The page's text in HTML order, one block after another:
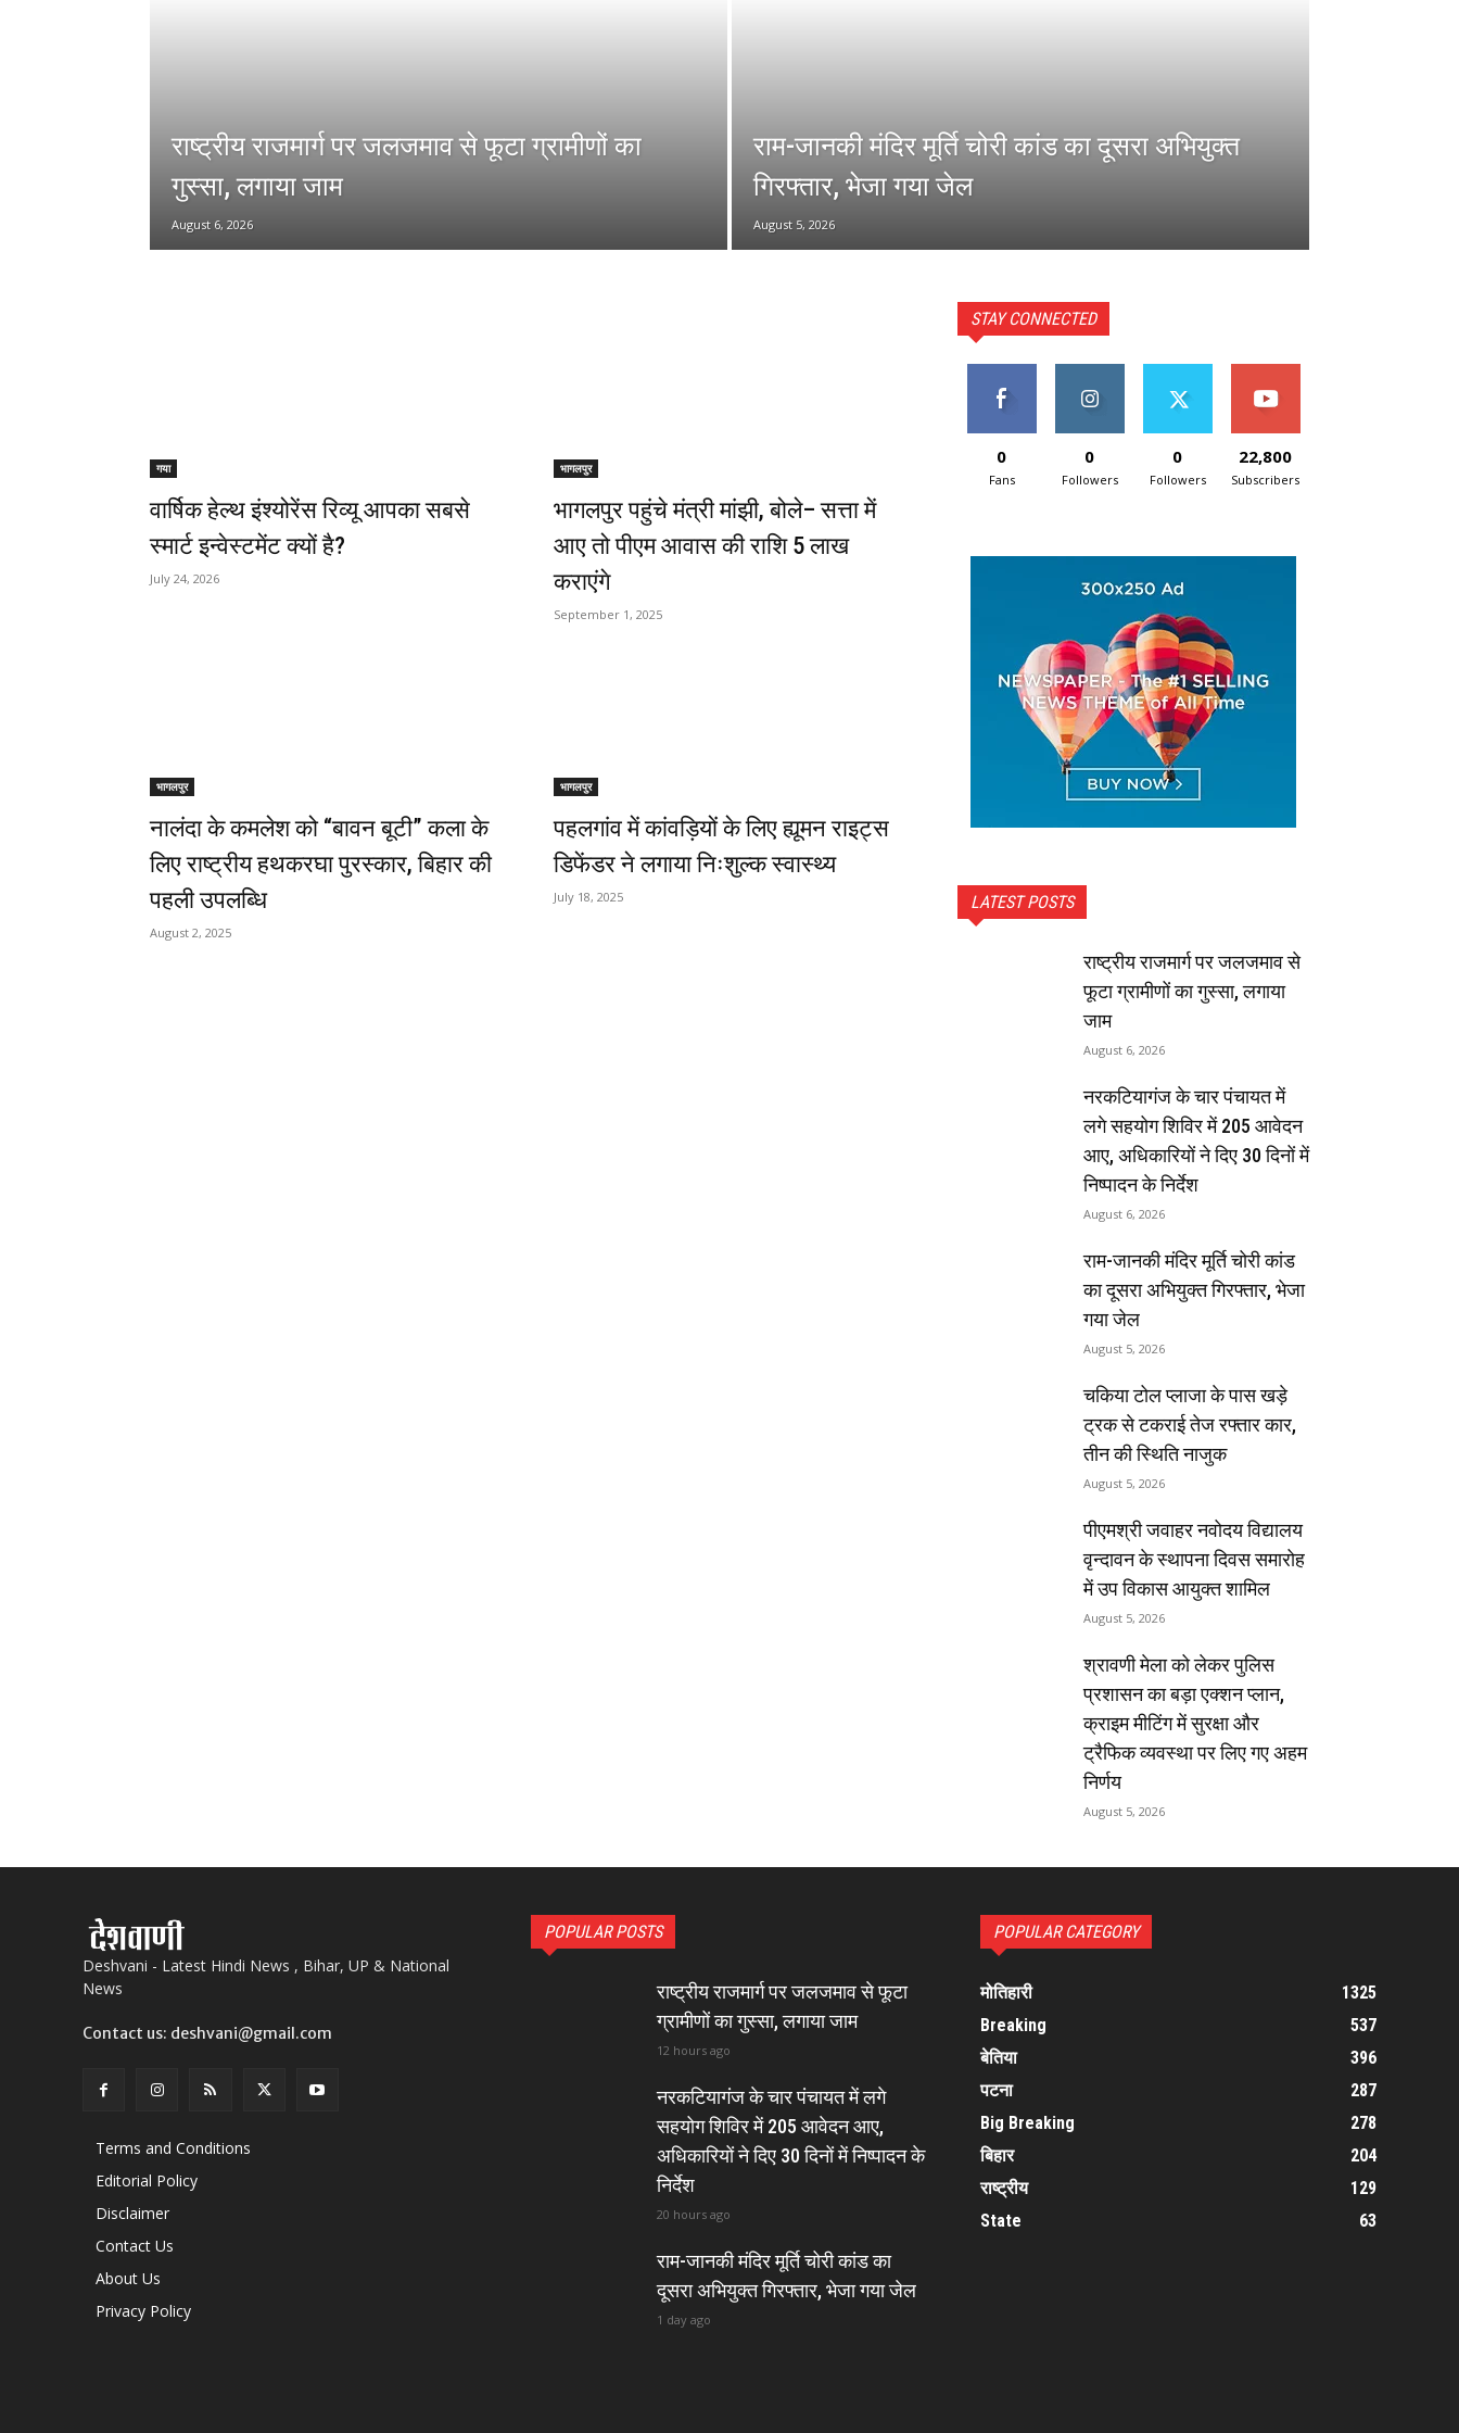
राष्ट्रीय राजमार्ग पर जलजमाव से फूटा ग्रामीणों का
गुस्सा, लगाया जाम
August 6, 2026
राम-जानकी मंदिर मूर्ति चोरी कांड का दूसरा अभियुक्त
गिरफ्तार, भेजा गया जेल
August 5, 2026
गया
वार्षिक हेल्थ इंश्योरेंस रिव्यू आपका सबसे
स्मार्ट इन्वेस्टमेंट क्यों है?
July 24, 2026
भागलपुर
भागलपुर पहुंचे मंत्री मांझी, बोले– सत्ता में
आए तो पीएम आवास की राशि ₹5 लाख
कराएंगे
September 1, 2025
भागलपुर
नालंदा के कमलेश को “बावन बूटी” कला के
लिए राष्ट्रीय हथकरघा पुरस्कार, बिहार की
पहली उपलब्धि
August 2, 2025
भागलपुर
पहलगांव में कांवड़ियों के लिए ह्यूमन राइट्स
डिफेंडर ने लगाया निःशुल्क स्वास्थ्य
July 18, 2025
STAY CONNECTED
0
Fans
0
Followers
0
Followers
22,800
Subscribers
LATEST POSTS
राष्ट्रीय राजमार्ग पर जलजमाव से
फूटा ग्रामीणों का गुस्सा, लगाया
जाम
August 6, 2026
नरकटियागंज के चार पंचायत में
लगे सहयोग शिविर में 205 आवेदन
आए, अधिकारियों ने दिए 30 दिनों में
निष्पादन के निर्देश
August 6, 2026
राम-जानकी मंदिर मूर्ति चोरी कांड
का दूसरा अभियुक्त गिरफ्तार, भेजा
गया जेल
August 5, 2026
चकिया टोल प्लाजा के पास खड़े
ट्रक से टकराई तेज रफ्तार कार,
तीन की स्थिति नाजुक
August 5, 2026
पीएमश्री जवाहर नवोदय विद्यालय
वृन्दावन के स्थापना दिवस समारोह
में उप विकास आयुक्त शामिल
August 5, 2026
श्रावणी मेला को लेकर पुलिस
प्रशासन का बड़ा एक्शन प्लान,
क्राइम मीटिंग में सुरक्षा और
ट्रैफिक व्यवस्था पर लिए गए अहम
निर्णय
August 5, 2026
Deshvani - Latest Hindi News , Bihar, UP & National
News
Contact us: deshvani@gmail.com
Terms and Conditions
Editorial Policy
Disclaimer
Contact Us
About Us
Privacy Policy
POPULAR POSTS
राष्ट्रीय राजमार्ग पर जलजमाव से फूटा
ग्रामीणों का गुस्सा, लगाया जाम
12 hours ago
नरकटियागंज के चार पंचायत में लगे
सहयोग शिविर में 205 आवेदन आए,
अधिकारियों ने दिए 30 दिनों में निष्पादन के
निर्देश
20 hours ago
राम-जानकी मंदिर मूर्ति चोरी कांड का
दूसरा अभियुक्त गिरफ्तार, भेजा गया जेल
1 day ago
POPULAR CATEGORY
मोतिहारी
1325
Breaking
537
बेतिया
396
पटना
287
Big Breaking
278
बिहार
204
राष्ट्रीय
129
State
63